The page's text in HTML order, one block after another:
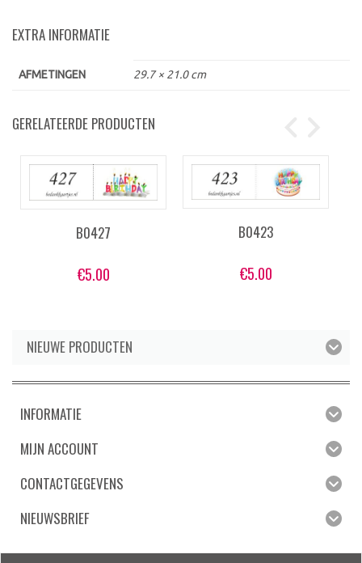
EXTRA INFORMATIE
AFMETINGEN 29.7 × 21.0 cm
GERELATEERDE PRODUCTEN
B0427
€5.00
B0423
€5.00
NIEUWE PRODUCTEN
INFORMATIE
MIJN ACCOUNT
CONTACTGEGEVENS
NIEUWSBRIEF